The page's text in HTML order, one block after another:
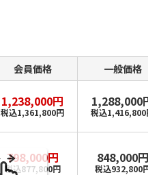
会員価格 一般価格
1,238,000円
税込1,361,800円
1,288,000円
税込1,416,800円
798,000円
税込877,800円
848,000円
税込932,800円